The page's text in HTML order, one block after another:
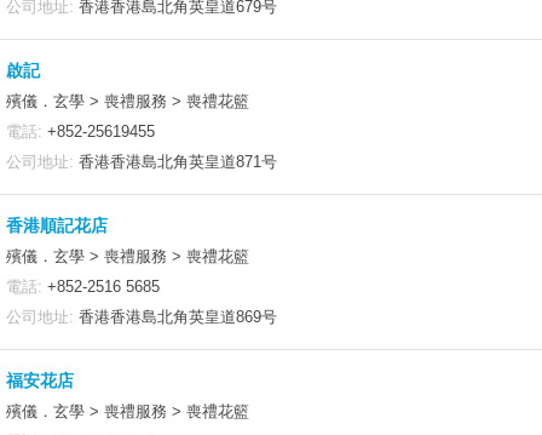
公司地址: 香港香港島北角英皇道679号
啟記
殯儀．玄學 > 喪禮服務 > 喪禮花籃
電話: +852-25619455
公司地址: 香港香港島北角英皇道871号
香港順記花店
殯儀．玄學 > 喪禮服務 > 喪禮花籃
電話: +852-2516 5685
公司地址: 香港香港島北角英皇道869号
福安花店
殯儀．玄學 > 喪禮服務 > 喪禮花籃